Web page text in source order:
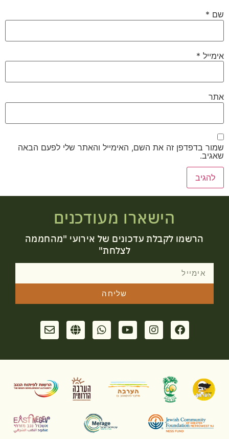
שם *
אימייל *
אתר
שמור בדפדפן זה את השם, האימייל והאתר שלי לפעם הבאה
שאגיב.
הישארו מעודכנים
הרשמו לקבלת עדכונים של אירועי "מהחממה
לצלחת"
שליחה